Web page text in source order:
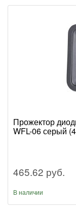
Прожектор
WFL-06 серый
465.62 руб.
В наличии